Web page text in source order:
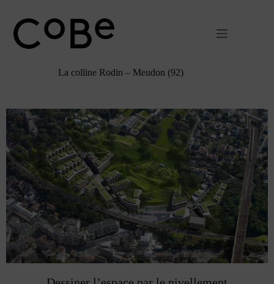
contenu
La colline Rodin – Meudon (92)